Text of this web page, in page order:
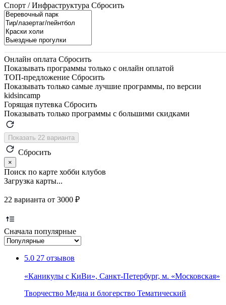
Спорт / Инфраструктура Сбросить
Онлайн оплата Сбросить
Показывать программы только с онлайн оплатой
ТОП-предложение Сбросить
Показывать только самые лучшие программы, по версии
kidsincamp
Горящая путевка Сбросить
Показывать только программы с большими скидками
Показать 22 варианта
Сбросить
×
Поиск по карте хобби клубов
Загрузка карты...
22 варианта от 3000 ₽
Сначала популярные
5.0 27 отзывов
«Каникулы с КиВи», Санкт-Петербург, м. «Московская»
Творчество Медиа и блогерство Тематический